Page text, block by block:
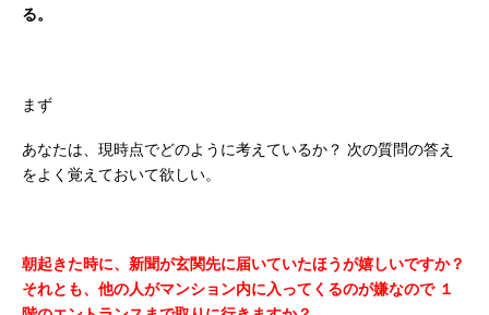
る。
まず
あなたは、現時点でどのように考えているか？ 次の質問の答え
をよく覚えておいて欲しい。
朝起きた時に、新聞が玄関先に届いていたほうが嬉しいですか？
それとも、他の人がマンション内に入ってくるのが嫌なので １